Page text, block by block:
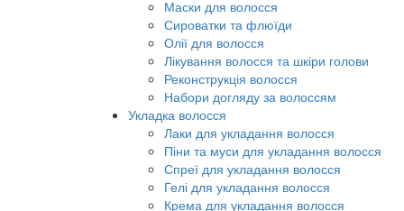
Маски для волосся
Сироватки та флюїди
Олії для волосся
Лікування волосся та шкіри голови
Реконструкція волосся
Набори догляду за волоссям
Укладка волосся
Лаки для укладання волосся
Піни та муси для укладання волосся
Спреї для укладання волосся
Гелі для укладання волосся
Крема для укладання волосся